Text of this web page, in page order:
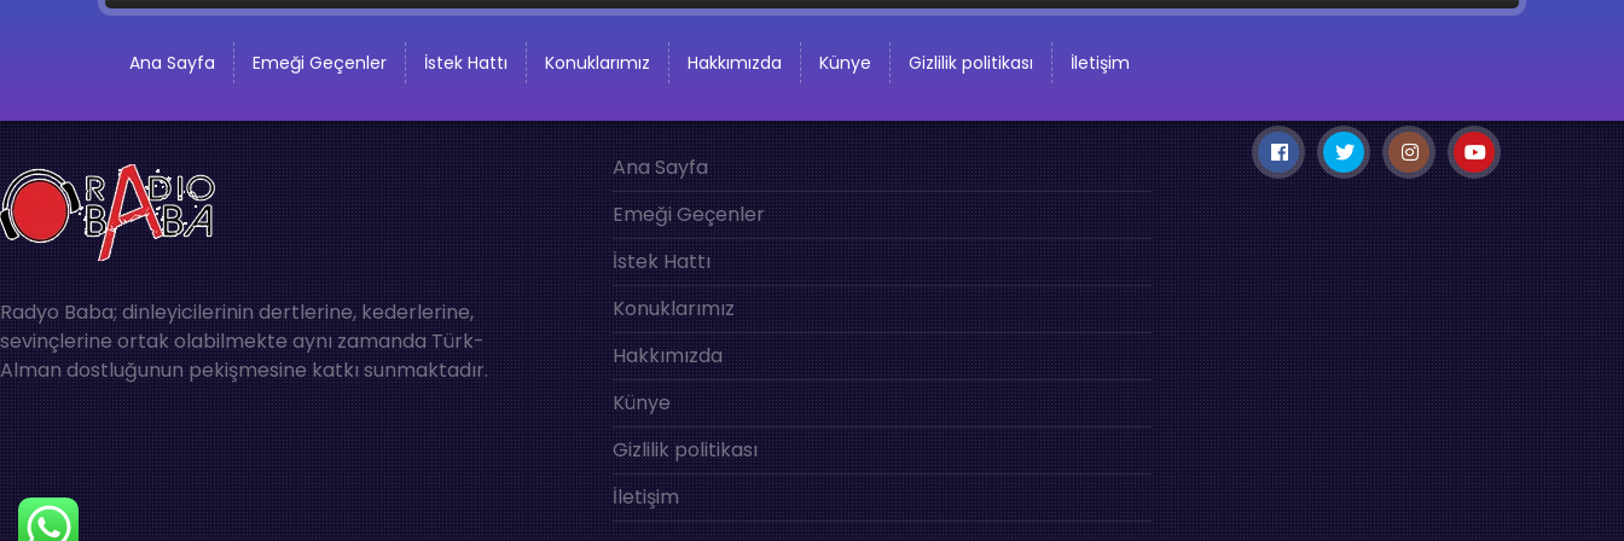
Ana Sayfa Emeği Geçenler İstek Hattı Konuklarımız Hakkımızda Künye Gizlilik politikası İletişim
Radyo Baba; dinleyicilerinin dertlerine, kederlerine,
sevinçlerine ortak olabilmekte aynı zamanda Türk-
Alman dostluğunun pekişmesine katkı sunmaktadır.
Ana Sayfa
Emeği Geçenler
İstek Hattı
Konuklarımız
Hakkımızda
Künye
Gizlilik politikası
İletişim